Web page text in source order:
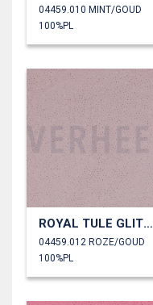
04459.010 MINT/GOUD
100%PL
ROYAL TULE GLITTER
04459.012 ROZE/GOUD
100%PL